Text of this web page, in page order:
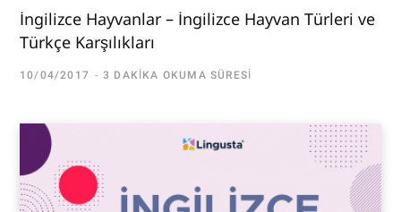
İngilizce Hayvanlar – İngilizce Hayvan Türleri ve
Türkçe Karşılıkları
10/04/2017 3 DAKIKA OKUMA SÜRESI